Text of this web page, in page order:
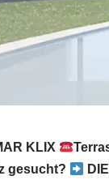
KLIX
gesucht?